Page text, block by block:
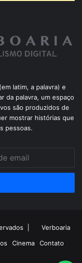
latim, a palavra) e
da palavra, um espaço
são produzidos de
mostrar histórias que
pessoas.
|
Verboaria
Cinema Contato